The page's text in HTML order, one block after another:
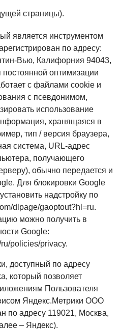
страницы).
является инструментом
по адресу:
Вью, Калифорния 94043,
оптимизации
с файлами cookie и
с псевдонимом,
использование
хранящаяся в
тип / версия браузера,
система, URL-адрес
получающего
обычно передается и
Для блокировки Google
надстройку по
dlpage/gaoptout?hl=ru.
можно получить в
Google:
policies/privacy.
доступный по адресу
который позволяет
Пользователя
Яндекс.Метрики ООО
по адресу 119021, Москва,
– Яндекс).